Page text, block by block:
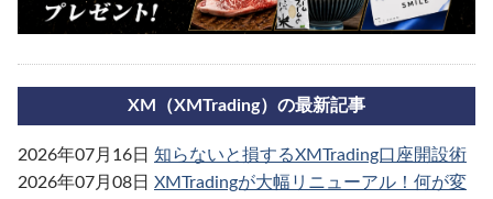
XM（XMTrading）の最新記事
2026年07月16日 知らないと損するXMTrading口座開設術
2026年07月08日 XMTradingが大幅リニューアル！何が変